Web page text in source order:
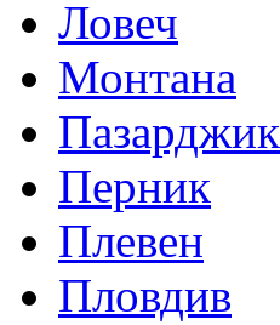
Ловеч
Монтана
Пазарджик
Перник
Плевен
Пловдив